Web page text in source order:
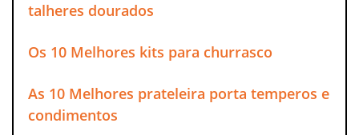
talheres dourados
Os 10 Melhores kits para churrasco
As 10 Melhores prateleira porta temperos e
condimentos